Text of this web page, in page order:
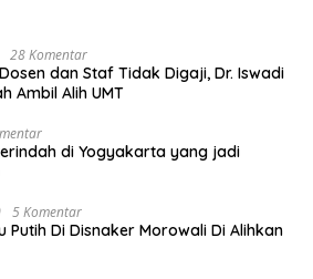
28 Komentar
dan Staf Tidak Digaji, Dr. Iswadi
Ambil Alih UMT
di Yogyakarta yang jadi
5 Komentar
Putih Di Disnaker Morowali Di Alihkan